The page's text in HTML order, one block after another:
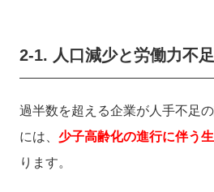
2-1. 人口減少と労働力不
過半数を超える企業が人手不足
には、 少子高齢化の進行に伴う
ります。